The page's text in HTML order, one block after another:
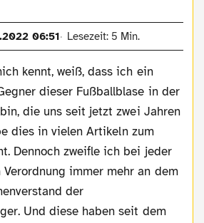
06:51 Lesezeit: 5 Min.
kennt, weiß, dass ich ein
dieser Fußballblase in der
die uns seit jetzt zwei Jahren
dies in vielen Artikeln zum
Dennoch zweifle ich bei jeder
immer mehr an dem
der
Und diese haben seit dem